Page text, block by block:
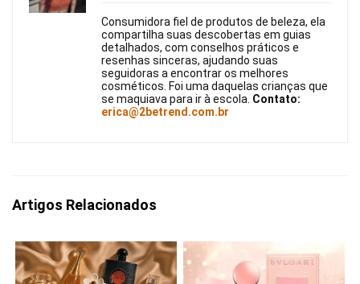
Consumidora fiel de produtos de beleza, ela
compartilha suas descobertas em guias
detalhados, com conselhos práticos e
resenhas sinceras, ajudando suas
seguidoras a encontrar os melhores
cosméticos. Foi uma daquelas crianças que
se maquiava para ir à escola. Contato:
erica@2betrend.com.br
Artigos Relacionados